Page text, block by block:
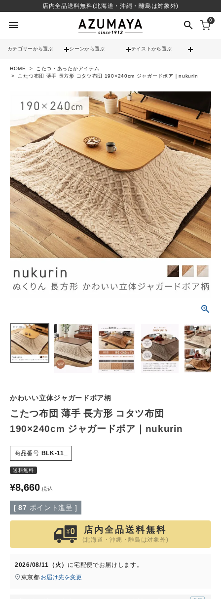
店内全品送料無料(北海道・沖縄・離島は対象外)
menu search 0
カテゴリーから選ぶ シーンから選ぶ テイストから選ぶ
check 送料無料
12時までのご注文で当日出荷
※営業日(平日)に限る
contact_supportよくある質問
call 052-241-3103
schedule
ACCOUNT MENU
meeting_room ログイン person 会員登録
シーンから選ぶ
テイストから選ぶ
ご利用ガイド
特定商取引法について
会社概要
よくある質問
お問い合わせ
HOME
こたつ・あったかアイテム
こたつ布団 薄手 長方形 コタツ布団 190×240cm ジャガードボア｜nukurin
かわいい立体ジャガードボア柄
こたつ布団 薄手 長方形 コタツ布団
190×240cm ジャガードボア｜nukurin
商品番号 BLK-11_
送料無料
¥8,660 税込
[ 87 ポイント進呈 ]
店内全品送料無料
(北海道・沖縄・離島は対象外)
2026/08/11（火） に宅配便でお届けします。
東京都 お届け先を変更